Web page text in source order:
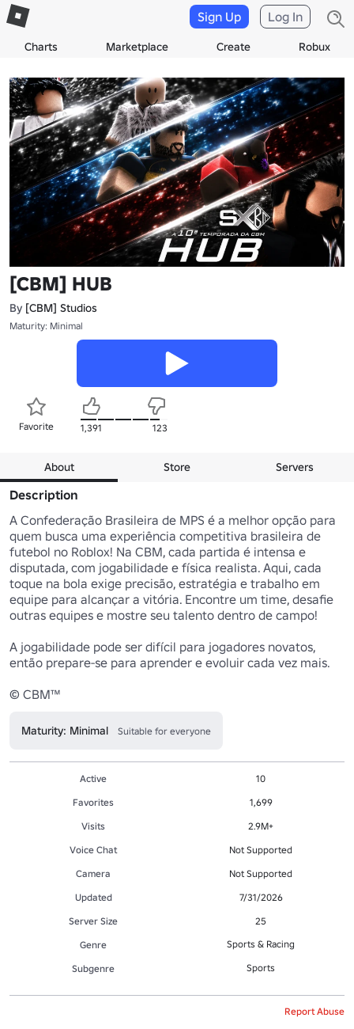
Charts Marketplace Create Robux
Sign Up Log In
[CBM] HUB
By [CBM] Studios
Maturity: Minimal
Favorite 1,391 123
About Store Servers
Description
A Confederação Brasileira de MPS é a melhor opção para
quem busca uma experiência competitiva brasileira de
futebol no Roblox! Na CBM, cada partida é intensa e
disputada, com jogabilidade e física realista. Aqui, cada
toque na bola exige precisão, estratégia e trabalho em
equipe para alcançar a vitória. Encontre um time, desafie
outras equipes e mostre seu talento dentro de campo!
A jogabilidade pode ser difícil para jogadores novatos,
então prepare-se para aprender e evoluir cada vez mais.
© CBM™
Maturity: Minimal Suitable for everyone
Active
10
Favorites
1,699
Visits
2.9M+
Voice Chat
Not Supported
Camera
Not Supported
Updated
7/31/2026
Server Size
25
Genre
Sports & Racing
Subgenre Sports
Report Abuse